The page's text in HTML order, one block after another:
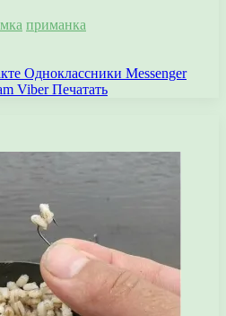
приманка
Одноклассники Messenger
Viber Печатать